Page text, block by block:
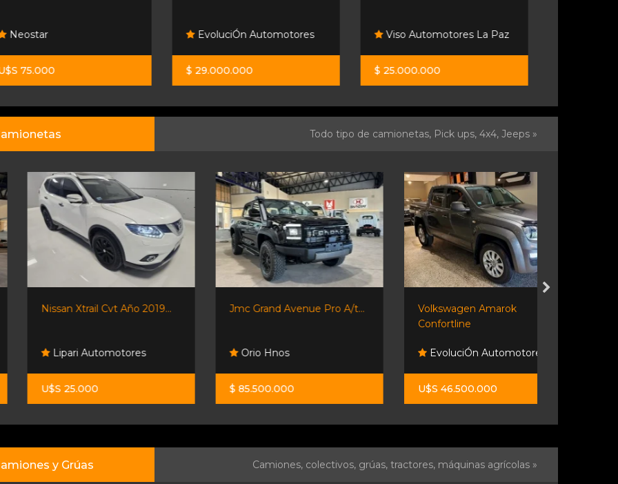
Neostar
75.000
EvoluciÓn Automotores
$ 29.000.000
Viso Automotores La Paz
$ 25.000.000
Todo tipo de camionetas, Pick ups, 4x4, Jeeps »
Nissan Xtrail Cvt Año 2019...
Lipari Automotores
U$S 25.000
Jmc Grand Avenue Pro A/t...
Orio Hnos
$ 85.500.000
Volkswagen Amarok
Confortline
EvoluciÓn Automotores
U$S 46.500.000
y Grúas Camiones, colectivos, grúas, tractores, máquinas agrícolas »